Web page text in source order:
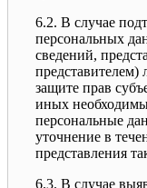
6.2. В случае
персональных
сведений,
защите прав
иных
персональные
уточнение в
представления
6.3. В случае